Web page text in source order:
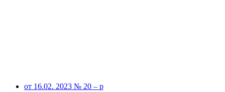
от 16.02. 2023 № 20 – р